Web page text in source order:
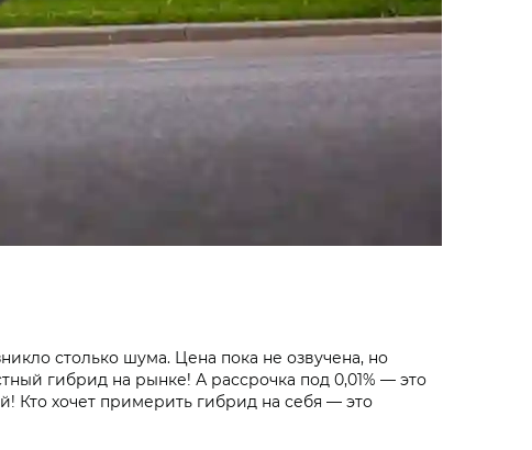
столько шума. Цена пока не озвучена, но
гибрид на рынке! А рассрочка под 0,01% — это
Кто хочет примерить гибрид на себя — это